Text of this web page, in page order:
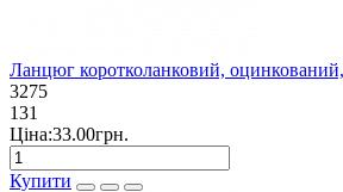
Ланцюг коротколанковий,
3275
131
Ціна:33.00грн.
Купити